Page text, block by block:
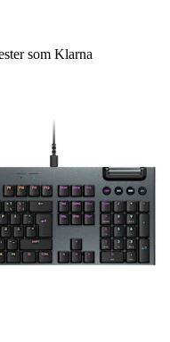
som Klarna